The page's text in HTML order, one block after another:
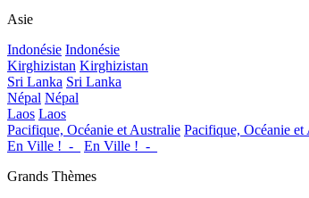
Asie
Indonésie Indonésie
Kirghizistan Kirghizistan
Sri Lanka Sri Lanka
Népal Népal
Laos Laos
Pacifique, Océanie et Australie Pacifique, Océanie et
En Ville !_-_
En Ville !_-_
Grands Thèmes